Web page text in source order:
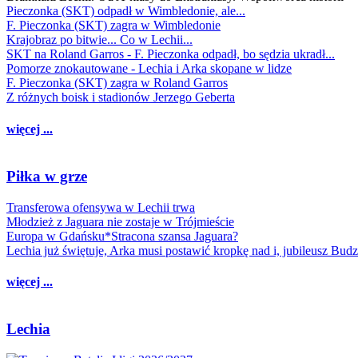
Pieczonka (SKT) odpadł w Wimbledonie, ale...
F. Pieczonka (SKT) zagra w Wimbledonie
Krajobraz po bitwie... Co w Lechii...
SKT na Roland Garros - F. Pieczonka odpadł, bo sędzia ukradł...
Pomorze znokautowane - Lechia i Arka skopane w lidze
F. Pieczonka (SKT) zagra w Roland Garros
Z różnych boisk i stadionów Jerzego Geberta
więcej ...
Piłka w grze
Transferowa ofensywa w Lechii trwa
Młodzież z Jaguara nie zostaje w Trójmieście
Europa w Gdańsku*Stracona szansa Jaguara?
Lechia już świętuje, Arka musi postawić kropkę nad i, jubileusz
więcej ...
Lechia